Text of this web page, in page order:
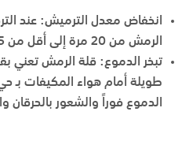
انخفاض معدل الترميش: عند
الرمش من 20 مرة إلى أقل من 5 مرات في الدقيقة!
تبخر الدموع: قلة الرمش تعني
طويلة أمام هواء المكيفات بـ
الدموع فوراً والشعور بالحرقان